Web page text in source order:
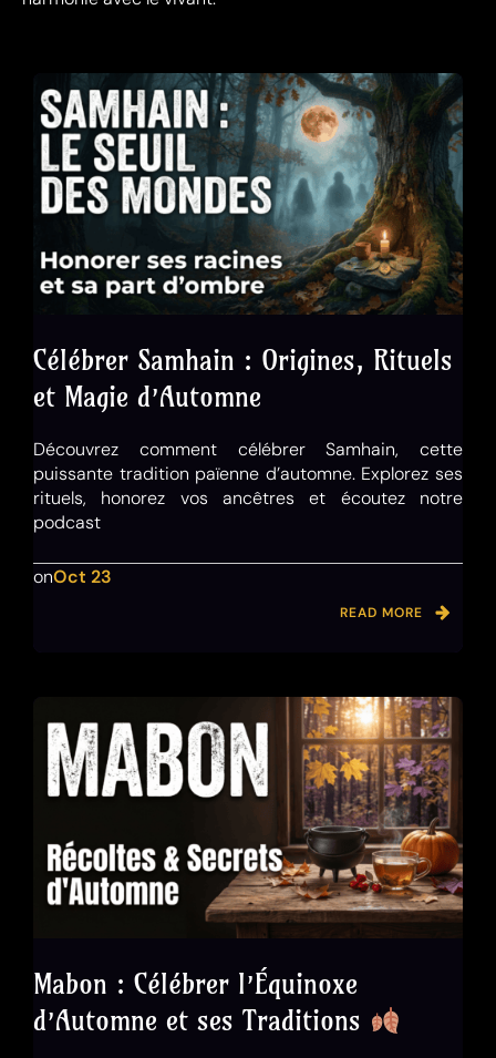
Célébrer Samhain : Origines, Rituels
et Magie d’Automne
Découvrez comment célébrer Samhain, cette
puissante tradition païenne d’automne. Explorez ses
rituels, honorez vos ancêtres et écoutez notre
podcast
onOct 23
READ MORE
Mabon : Célébrer l’Équinoxe
d’Automne et ses Traditions